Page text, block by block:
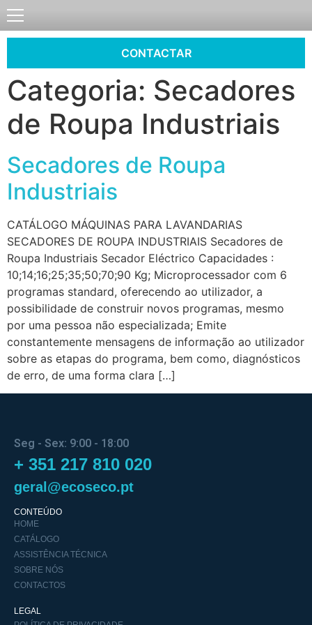
CONTACTAR
Categoria: Secadores
de Roupa Industriais
Secadores de Roupa
Industriais
CATÁLOGO MÁQUINAS PARA LAVANDARIAS
SECADORES DE ROUPA INDUSTRIAIS Secadores de
Roupa Industriais Secador Eléctrico Capacidades :
10;14;16;25;35;50;70;90 Kg; Microprocessador com 6
programas standard, oferecendo ao utilizador, a
possibilidade de construir novos programas, mesmo
por uma pessoa não especializada; Emite
constantemente mensagens de informação ao utilizador
sobre as etapas do programa, bem como, diagnósticos
de erro, de uma forma clara […]
Seg - Sex: 9:00 - 18:00
+ 351 217 810 020
geral@ecoseco.pt
CONTEÚDO
HOME
CATÁLOGO
ASSISTÊNCIA TÉCNICA
SOBRE NÓS
CONTACTOS
LEGAL